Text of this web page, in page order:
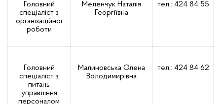
Головний
спеціаліст з
організаційної
роботи
Меленчук Наталія
Георгіївна
тел.: 424 84 55
Головний
спеціаліст з
питань
управління
персоналом
Малиновська Олена
Володимирівна
тел.: 424 84 62